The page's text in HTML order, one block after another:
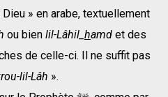
Dieu » en arabe, textuellement
ou bien lil-Lâhil_ hamd et des
de celle-ci. Il ne suffit pas
lil-Lâh ».